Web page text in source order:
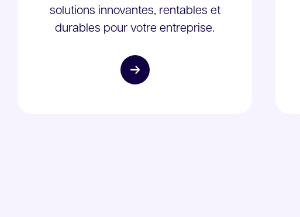
solutions innovantes, rentables et
durables pour votre entreprise.